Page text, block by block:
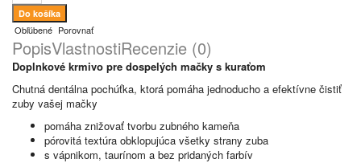
Obľúbené Porovnať
PopisVlastnostiRecenzie (0)
Doplnkové krmivo pre dospelých mačky s kuraťom
Chutná dentálna pochúťka, ktorá pomáha jednoducho a efektívne čistiť
zuby vašej mačky
pomáha znižovať tvorbu zubného kameňa
pórovitá textúra obklopujúca všetky strany zuba
s vápnikom, taurínom a bez pridaných farbív